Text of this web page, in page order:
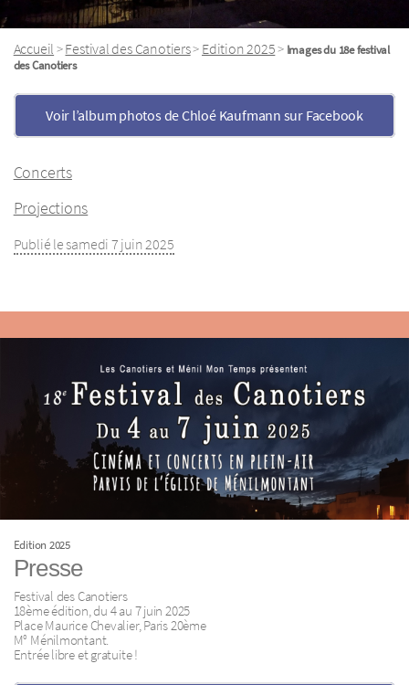
Accueil >Festival des Canotiers> Edition 2025> Images du 18e festival
des Canotiers
Voir l’album photos de Chloé Kaufmann sur Facebook
Concerts
Projections
Publié le samedi 7 juin 2025
Edition 2025
Presse
Festival des Canotiers
18ème édition, du 4 au 7 juin 2025
Place Maurice Chevalier, Paris 20ème
M° Ménilmontant.
Entrée libre et gratuite !